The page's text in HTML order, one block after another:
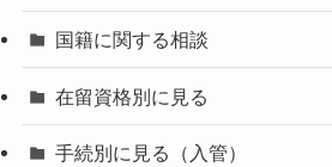
国籍に関する相談
在留資格別に見る
手続別に見る（入管）